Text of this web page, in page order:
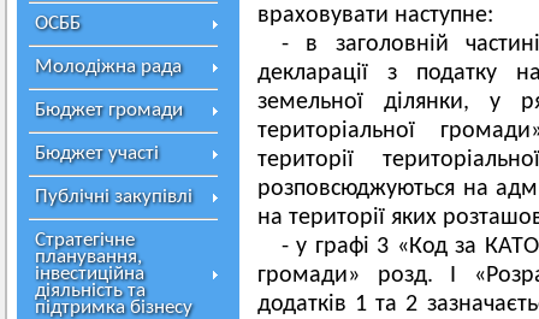
ОСББ
Молодіжна рада
Бюджет громади
Бюджет участі
Публічні закупівлі
Стратегічне
планування,
інвестиційна
діяльність та
підтримка бізнесу
враховувати наступне:
- в заголовній
декларації з податку
земельної ділянки, у
територіальної
території
розповсюджуються на
на території яких
- у графі 3 «Код за
громади» розд. І
додатків 1 та 2